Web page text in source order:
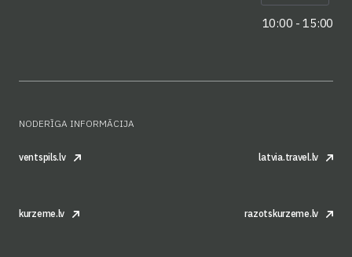
10:00 - 15:00
NODERĪGA INFORMĀCIJA
ventspils.lv latvia.travel.lv
kurzeme.lv razotskurzeme.lv